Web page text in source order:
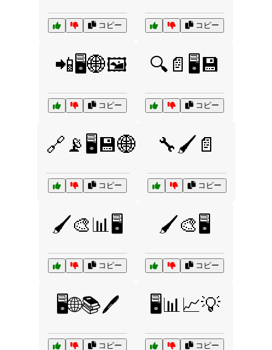
コピー コピー
📲🖥️🌐🖼️
コピー
🔍📄🖥️💾
コピー
🔗📡🖥️💾🌐
コピー
🔧🖌️📄
コピー
🖌️🎨📊🖥️
コピー
🖌️🎨🖥️
コピー
🖥️🌐📚🖊️
コピー
🖥️📊📈💡
コピー